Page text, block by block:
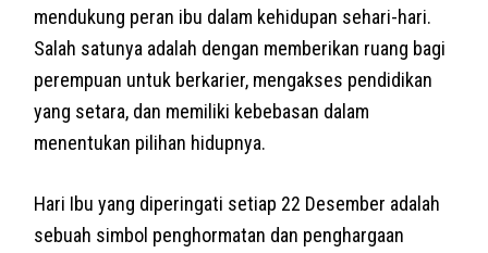
mendukung peran ibu dalam kehidupan sehari-hari.
Salah satunya adalah dengan memberikan ruang bagi
perempuan untuk berkarier, mengakses pendidikan
yang setara, dan memiliki kebebasan dalam
menentukan pilihan hidupnya.
Hari Ibu yang diperingati setiap 22 Desember adalah
sebuah simbol penghormatan dan penghargaan